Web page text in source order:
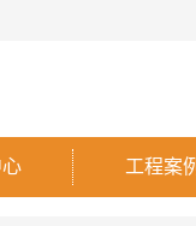
工程案例